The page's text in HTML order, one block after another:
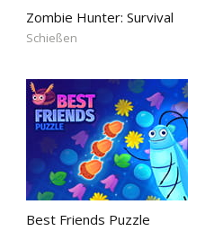
Zombie Hunter: Survival
Schießen
Best Friends Puzzle